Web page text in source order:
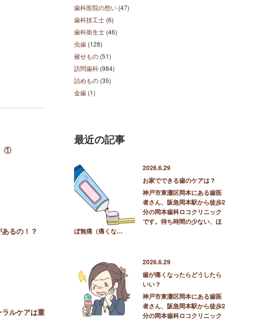
①
るの！？
ルケアは重
歯科医院の想い (47)
歯科技工士 (6)
歯科衛生士 (46)
虫歯 (128)
被せもの (51)
訪問歯科 (984)
詰めもの (35)
金歯 (1)
最近の記事
2026.6.29
お家でできる歯のケアは？
神戸市東灘区岡本にある歯医
者さん、阪急岡本駅から徒歩2
分の岡本歯科ロコクリニック
です。待ち時間の少ない、ほ
ぼ無痛（痛くな…
2026.6.29
歯が痛くなったらどうしたら
いい？
神戸市東灘区岡本にある歯医
者さん、阪急岡本駅から徒歩2
分の岡本歯科ロコクリニック